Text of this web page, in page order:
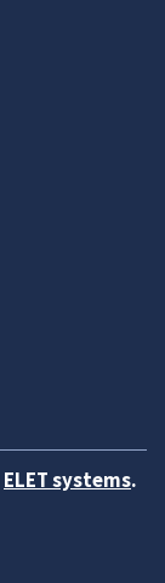
ELET systems.